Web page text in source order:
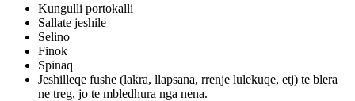
Kungulli portokalli
Sallate jeshile
Selino
Finok
Spinaq
Jeshilleqe fushe (lakra, llapsana, rrenje lulekuqe, etj) te blera
ne treg, jo te mbledhura nga nena.